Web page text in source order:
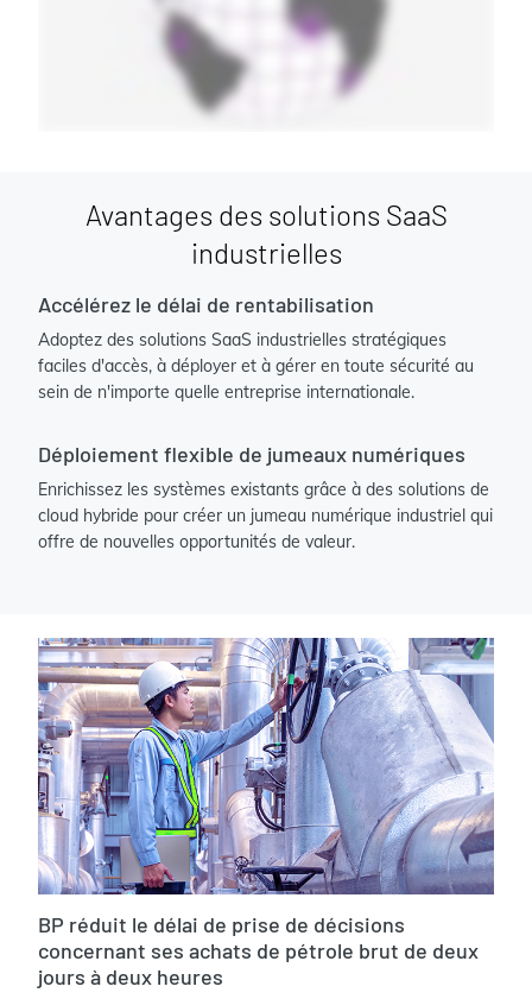
Avantages des solutions SaaS
industrielles
Accélérez le délai de rentabilisation
Adoptez des solutions SaaS industrielles stratégiques
faciles d'accès, à déployer et à gérer en toute sécurité au
sein de n'importe quelle entreprise internationale.
Déploiement flexible de jumeaux numériques
Enrichissez les systèmes existants grâce à des solutions de
cloud hybride pour créer un jumeau numérique industriel qui
offre de nouvelles opportunités de valeur.
BP réduit le délai de prise de décisions
concernant ses achats de pétrole brut de deux
jours à deux heures